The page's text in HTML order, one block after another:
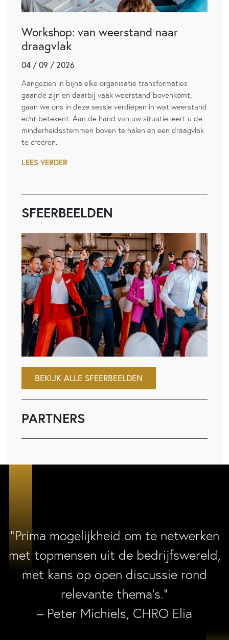
Workshop: van weerstand naar
draagvlak
04 / 09 / 2026
Aangezien in bijna elke organisatie transformaties
gaande zijn en daarbij vaak weerstand bovenkomt,
gaan we ons in deze sessie verdiepen in wat weerstand
echt betekent. Aan de hand van uw situatie leert u de
minderheidsstemmen boven te halen en een draagvlak
te creëren.
LEES VERDER
SFEERBEELDEN
BEKIJK ALLE SFEERBEELDEN
PARTNERS
“Prima mogelijkheid om te netwerken
met topmensen uit de bedrijfswereld,
met kans op open discussie rond
relevante thema’s.”
– Peter Michiels, CHRO Elia